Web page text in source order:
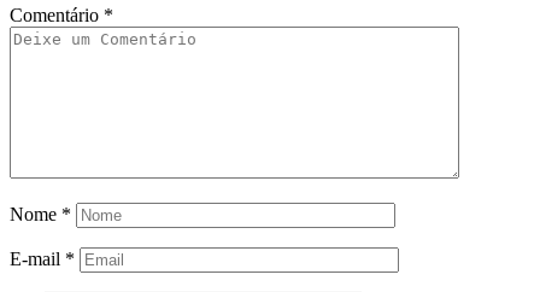
Comentário *
Nome *
E-mail *